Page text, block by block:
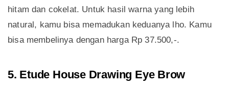
hitam dan cokelat. Untuk hasil warna yang lebih
natural, kamu bisa memadukan keduanya lho. Kamu
bisa membelinya dengan harga Rp 37.500,-.
5. Etude House Drawing Eye Brow